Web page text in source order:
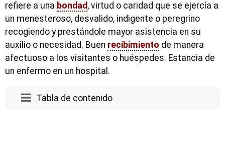
refiere a una bondad, virtud o caridad que se ejercía a
un menesteroso, desvalido, indigente o peregrino
recogiendo y prestándole mayor asistencia en su
auxilio o necesidad. Buen recibimiento de manera
afectuoso a los visitantes o huéspedes. Estancia de
un enfermo en un hospital.
Tabla de contenido